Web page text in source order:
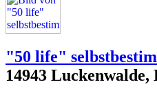
"50 life"
14943